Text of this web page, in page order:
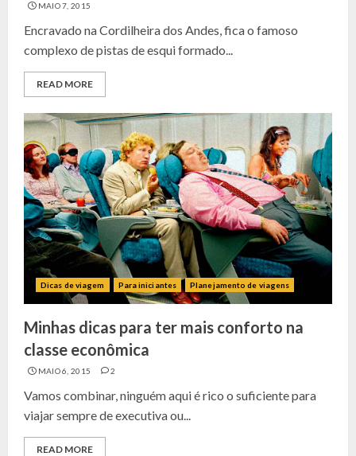
MAIO 7, 2015
Encravado na Cordilheira dos Andes, fica o famoso
complexo de pistas de esqui formado...
READ MORE
Dicas de viagem Para iniciantes Planejamento de viagens
Minhas dicas para ter mais conforto na
classe econômica
MAIO 6, 2015 2
Vamos combinar, ninguém aqui é rico o suficiente para
viajar sempre de executiva ou...
READ MORE